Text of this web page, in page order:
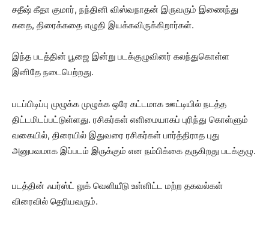
சதீஷ் கீதா குமார், நந்தினி விஸ்வநாதன் இருவரும் இணைந்து
கதை, திரைக்கதை எழுதி இயக்கவிருக்கிறார்கள்.
இந்த படத்தின் பூஜை இன்று படக்குழுவினர் கலந்துகொள்ள
இனிதே நடைபெற்றது.
படப்பிடிப்பு முழுக்க முழுக்க ஒரே கட்டமாக ஊட்டியில் நடத்த
திட்டமிடப்பட்டுள்ளது. ரசிகர்கள் எளிமையாகப் புரிந்து கொள்ளும்
வகையில், திரையில் இதுவரை ரசிகர்கள் பார்த்திராத புது
அனுபவமாக இப்படம் இருக்கும் என நம்பிக்கை தருகிறது படக்குழு.
படத்தின் ஃபர்ஸ்ட் லுக் வெளியீடு உள்ளிட்ட மற்ற தகவல்கள்
விரைவில் தெரியவரும்.